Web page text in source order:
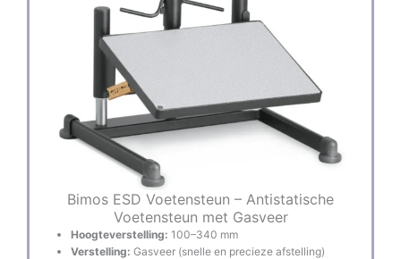
Bimos ESD Voetensteun – Antistatische
Voetensteun met Gasveer
Hoogteverstelling: 100–340 mm
Verstelling: Gasveer (snelle en precieze afstelling)